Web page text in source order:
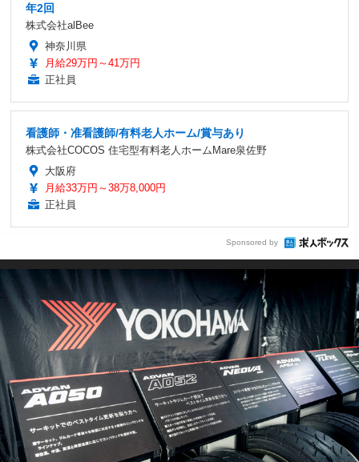
年2回
株式会社alBee
神奈川県
月給29万円～41万円
正社員
看護師・准看護師/有料老人ホーム/賞与あり
株式会社COCOS 住宅型有料老人ホームMare泉佐野
大阪府
月給33万円～38万8,000円
正社員
Sponsored by